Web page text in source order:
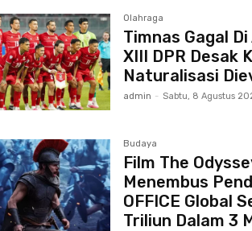
Olahraga
Timnas Gagal
XIII DPR Desak
Naturalisasi
admin - Sabtu, 8 Agustus
Budaya
Film The
Menembus
OFFICE Global
Triliun Dalam 3